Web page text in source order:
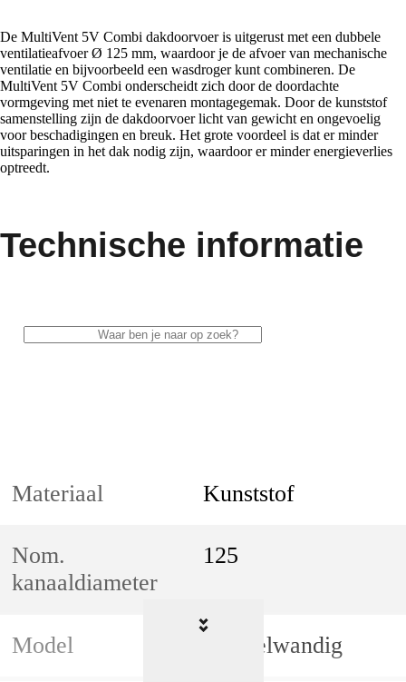
De MultiVent 5V Combi dakdoorvoer is uitgerust met een dubbele
ventilatieafvoer Ø 125 mm, waardoor je de afvoer van mechanische
ventilatie en bijvoorbeeld een wasdroger kunt combineren. De
MultiVent 5V Combi onderscheidt zich door de doordachte
vormgeving met niet te evenaren montagegemak. Door de kunststof
samenstelling zijn de dakdoorvoer licht van gewicht en ongevoelig
voor beschadigingen en breuk. Het grote voordeel is dat er minder
uitsparingen in het dak nodig zijn, waardoor er minder energieverlies
optreedt.
Technische informatie
Materiaal Kunststof
Nom.
kanaaldiameter
125
Model Dubbelwandig